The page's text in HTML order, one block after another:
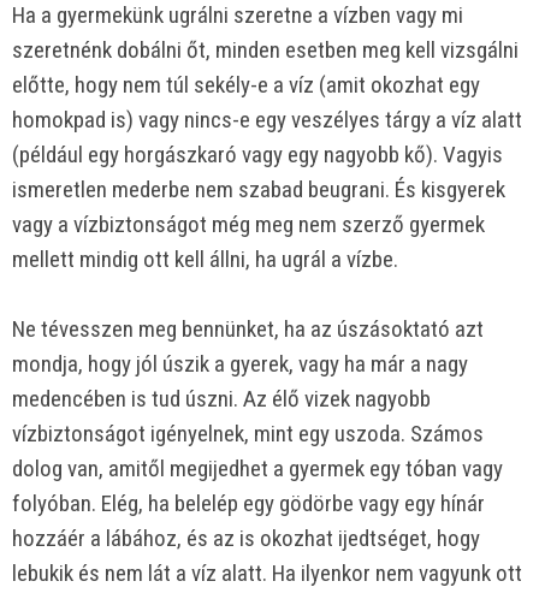
Ha a gyermekünk ugrálni szeretne a vízben vagy mi
szeretnénk dobálni őt, minden esetben meg kell vizsgálni
előtte, hogy nem túl sekély-e a víz (amit okozhat egy
homokpad is) vagy nincs-e egy veszélyes tárgy a víz alatt
(például egy horgászkaró vagy egy nagyobb kő). Vagyis
ismeretlen mederbe nem szabad beugrani. És kisgyerek
vagy a vízbiztonságot még meg nem szerző gyermek
mellett mindig ott kell állni, ha ugrál a vízbe.
Ne tévesszen meg bennünket, ha az úszásoktató azt
mondja, hogy jól úszik a gyerek, vagy ha már a nagy
medencében is tud úszni. Az élő vizek nagyobb
vízbiztonságot igényelnek, mint egy uszoda. Számos
dolog van, amitől megijedhet a gyermek egy tóban vagy
folyóban. Elég, ha belelép egy gödörbe vagy egy hínár
hozzáér a lábához, és az is okozhat ijedtséget, hogy
lebukik és nem lát a víz alatt. Ha ilyenkor nem vagyunk ott